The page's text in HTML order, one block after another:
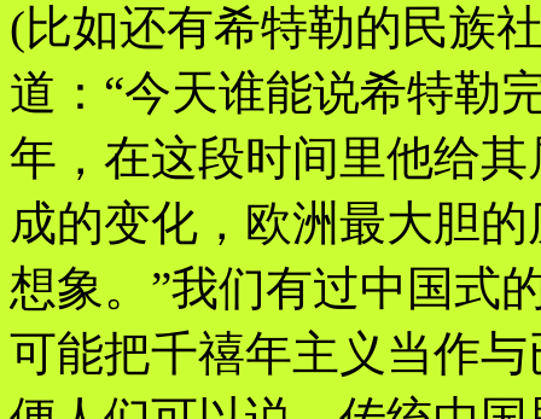
(比如还有希特勒的民族
道：“今天谁能说希特勒
年，在这段时间里他给
成的变化，欧洲最大胆
想象。”我们有过中国式
可能把千禧年主义当作